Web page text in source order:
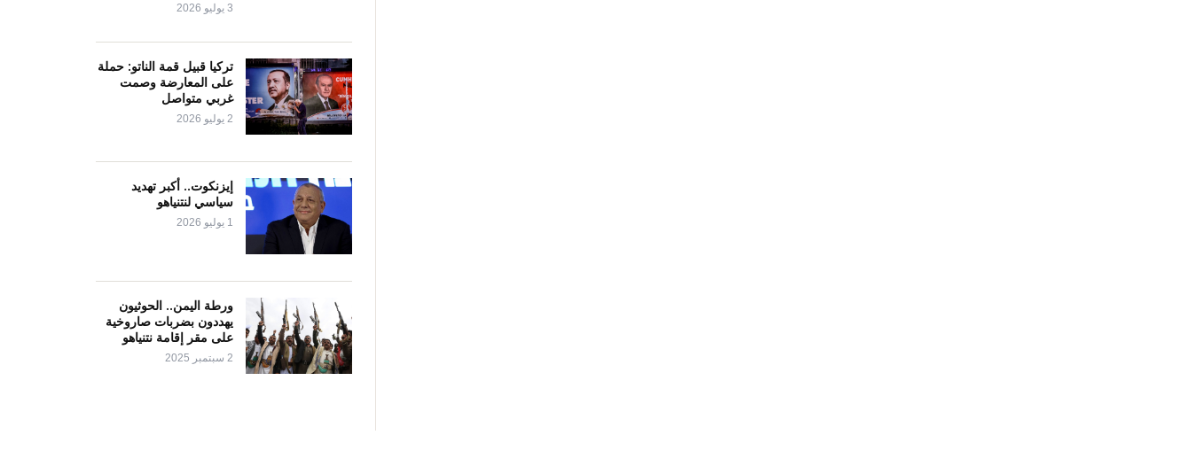
3 يوليو 2026
تركيا قبيل قمة الناتو: حملة
على المعارضة وصمت
غربي متواصل
2 يوليو 2026
إيزنكوت.. أكبر تهديد
سياسي لنتنياهو
1 يوليو 2026
ورطة اليمن.. الحوثيون
يهددون بضربات صاروخية
على مقر إقامة نتنياهو
2 سبتمبر 2025